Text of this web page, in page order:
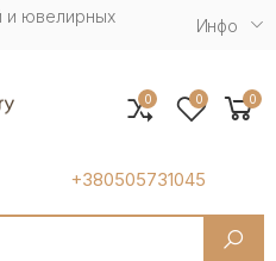
и ювелирных
Инфо
+380505731045
0 0 0